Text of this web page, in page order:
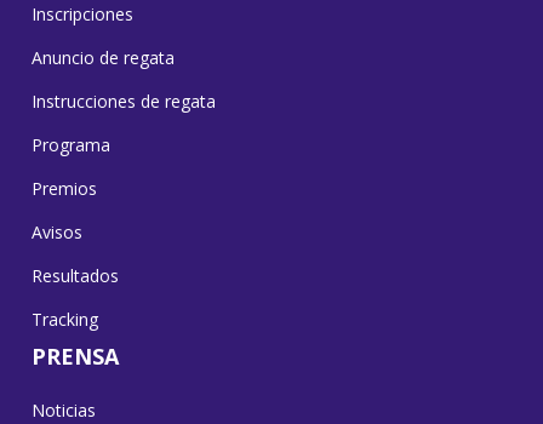
Inscripciones
Anuncio de regata
Instrucciones de regata
Programa
Premios
Avisos
Resultados
Tracking
PRENSA
Noticias